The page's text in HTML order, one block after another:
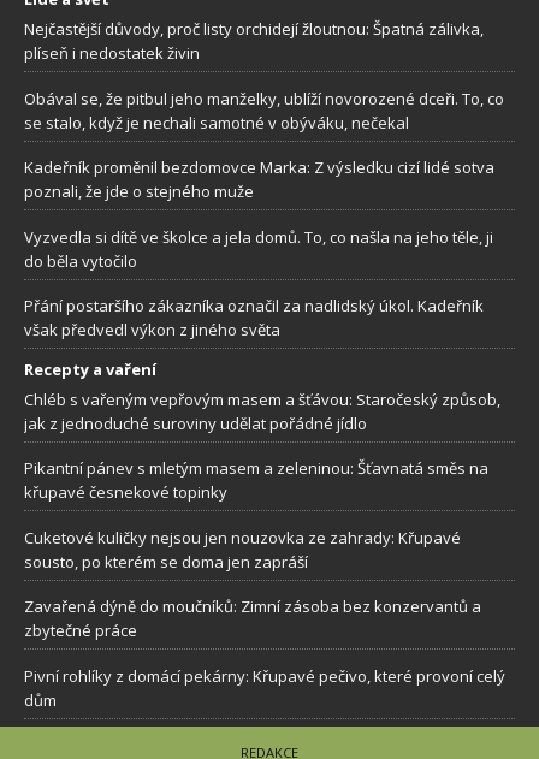
Nejčastější důvody, proč listy orchidejí žloutnou: Špatná zálivka,
plíseň i nedostatek živin
Obával se, že pitbul jeho manželky, ublíží novorozené dceři. To, co
se stalo, když je nechali samotné v obýváku, nečekal
Kadeřník proměnil bezdomovce Marka: Z výsledku cizí lidé sotva
poznali, že jde o stejného muže
Vyzvedla si dítě ve školce a jela domů. To, co našla na jeho těle, ji
do běla vytočilo
Přání postaršího zákazníka označil za nadlidský úkol. Kadeřník
však předvedl výkon z jiného světa
Recepty a vaření
Chléb s vařeným vepřovým masem a šťávou: Staročeský způsob,
jak z jednoduché suroviny udělat pořádné jídlo
Pikantní pánev s mletým masem a zeleninou: Šťavnatá směs na
křupavé česnekové topinky
Cuketové kuličky nejsou jen nouzovka ze zahrady: Křupavé
sousto, po kterém se doma jen zapráší
Zavařená dýně do moučníků: Zimní zásoba bez konzervantů a
zbytečné práce
Pivní rohlíky z domácí pekárny: Křupavé pečivo, které provoní celý
dům
REDAKCE